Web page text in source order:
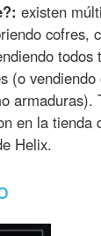
existen
cofres,
todos
(o
armaduras).
en la tienda
Helix.